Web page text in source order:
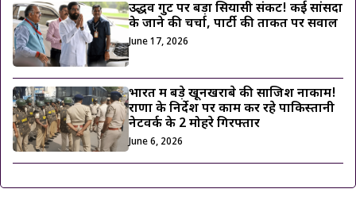
उद्धव गुट पर बड़ा सियासी संकट! कई सांसदों
के जाने की चर्चा, पार्टी की ताकत पर सवाल
June 17, 2026
भारत में बड़े खूनखराबे की साजिश नाकाम!
राणा के निर्देश पर काम कर रहे पाकिस्तानी
नेटवर्क के 2 मोहरे गिरफ्तार
June 6, 2026